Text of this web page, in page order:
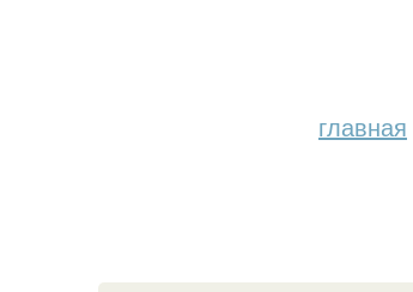
главная